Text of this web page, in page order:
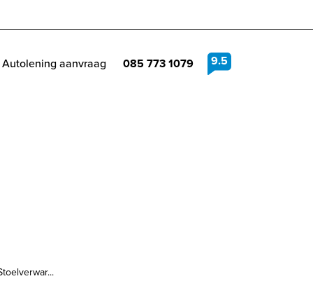
9.5
Autolening aanvraag 085 773 1079